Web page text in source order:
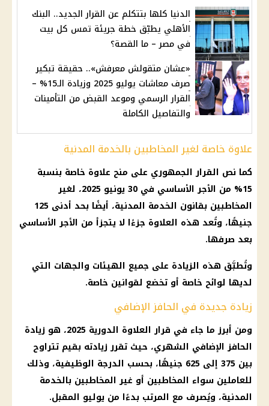
الدنيا كلها بتتكلم عن القرار الجديد.. البنك
الأهلي يطبّق خطة جريئة تمس كل بيت
في مصر – ما القصة؟
«عشان متقولش معرفش».. حقيقة تبكير
صرف معاشات يوليو 2025 وزيادة الـ15% –
القرار الرسمي وموعد القبض من التأمينات
والتفاصيل الكاملة
علاوة خاصة لغير المخاطبين بالخدمة المدنية
كما نص القرار الجمهوري على منح علاوة خاصة بنسبة
15% من الأجر الأساسي في 30 يونيو 2025، لغير
المخاطبين بقانون الخدمة المدنية، أيضًا بحد أدنى 125
جنيهًا، وتُعد هذه العلاوة جزءًا لا يتجزأ من الأجر الأساسي
بعد صرفها.
وتُطبَّق هذه الزيادة على جميع الهيئات والجهات التي
لديها لوائح خاصة أو تخضع لقوانين خاصة.
زيادة جديدة في الحافز الإضافي
ومن أبرز ما جاء في قرار العلاوة الدورية 2025، هو زيادة
الحافز الإضافي الشهري، حيث تقرر زيادته بقيم تتراوح
بين 375 إلى 625 جنيهًا، بحسب الدرجة الوظيفية، وذلك
للعاملين سواء المخاطبين أو غير المخاطبين بالخدمة
المدنية، ويُصرف مع المرتب بدءًا من يوليو المقبل.